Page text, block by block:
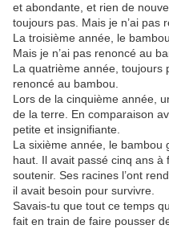
et abondante, et rien de
toujours pas. Mais je n’ai pas
La troisième année, le
Mais je n’ai pas renoncé au
La quatrième année, toujours
renoncé au bambou.
Lors de la cinquième année,
de la terre. En comparaison
petite et insignifiante.
La sixième année, le bambou
haut. Il avait passé cinq ans
soutenir. Ses racines l’ont
il avait besoin pour survivre.
Savais-tu que tout ce temps
fait en train de faire pousser